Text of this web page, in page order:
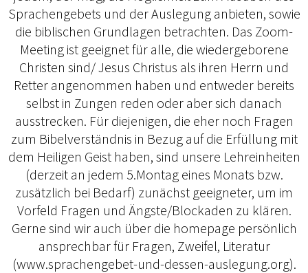
Sprachengebets und der Auslegung anbieten, sowie
die biblischen Grundlagen betrachten. Das Zoom-
Meeting ist geeignet für alle, die wiedergeborene
Christen sind/ Jesus Christus als ihren Herrn und
Retter angenommen haben und entweder bereits
selbst in Zungen reden oder aber sich danach
ausstrecken. Für diejenigen, die eher noch Fragen
zum Bibelverständnis in Bezug auf die Erfüllung mit
dem Heiligen Geist haben, sind unsere Lehreinheiten
(derzeit an jedem 5.Montag eines Monats bzw.
zusätzlich bei Bedarf) zunächst geeigneter, um im
Vorfeld Fragen und Ängste/Blockaden zu klären.
Gerne sind wir auch über die homepage persönlich
ansprechbar für Fragen, Zweifel, Literatur
(www.sprachengebet-und-dessen-auslegung.org).